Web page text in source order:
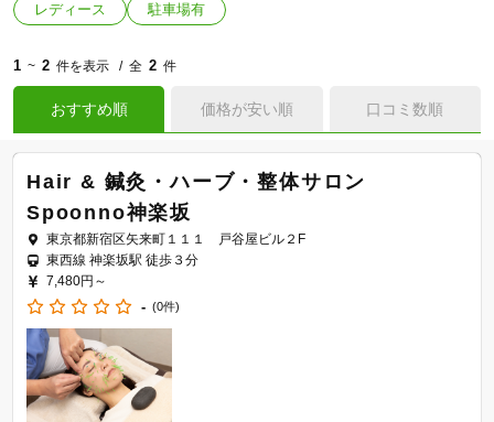
レディース
駐車場有
1 ~ 2 件を表示 全 2 件
おすすめ順 価格が安い順 口コミ数順
Hair & 鍼灸・ハーブ・整体サロン
Spoonno神楽坂
東京都新宿区矢来町１１１ 戸谷屋ビル２F
東西線 神楽坂駅 徒歩３分
7,480円～
- (0件)